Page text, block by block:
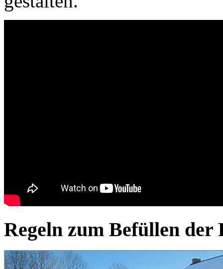
Regeln zum Befüllen der